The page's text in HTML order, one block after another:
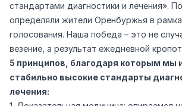
стандартами диагностики и лечения».
определяли жители Оренбуржья в
голосования. Наша победа – это не
везение, а результат ежедневной
5 принципов, благодаря которым мы
стабильно высокие стандарты
лечения: